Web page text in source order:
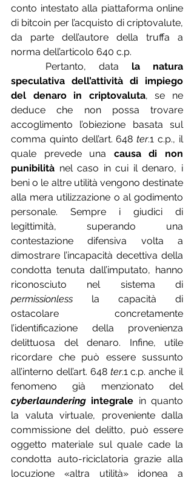
conto intestato alla piattaforma online
di bitcoin per l’acquisto di criptovalute,
da parte dell’autore della truffa a
norma dell’articolo 640 c.p.
	Pertanto, data
la natura
speculativa dell’attività di impiego
del denaro in criptovaluta, se ne
deduce che non possa trovare
accoglimento l’obiezione basata sul
comma quinto dell’art. 648 ter.1 c.p., il
quale prevede una causa di non
punibilità nel caso in cui il denaro, i
beni o le altre utilità vengono destinate
alla mera utilizzazione o al godimento
personale. Sempre i giudici di
legittimità, superando una
contestazione difensiva volta a
dimostrare l’incapacità decettiva della
condotta tenuta dall’imputato, hanno
permissionless la capacità di
ostacolare concretamente
l’identificazione della provenienza
delittuosa del denaro. Infine, utile
ricordare che può essere sussunto
all’interno dell’art. 648 ter.1 c.p. anche il
fenomeno già menzionato del
cyberlaundering integrale in quanto
la valuta virtuale, proveniente dalla
commissione del delitto, può essere
oggetto materiale sul quale cade la
condotta auto-riciclatoria grazie alla
locuzione «altra utilità» idonea a